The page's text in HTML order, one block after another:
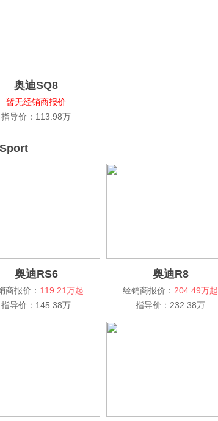
奥迪SQ8
暂无经销商报价
指导价：113.98万
奥迪RS6
商报价： 119.21万起
指导价：145.38万
奥迪R8
经销商报价： 204.49万起
指导价：232.38万